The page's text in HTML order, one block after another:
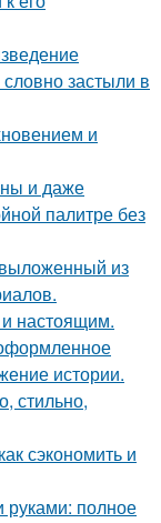
застыли в
и
и даже
палитре без
из
настоящим.
истории.
стильно,
сэкономить и
руками: полное